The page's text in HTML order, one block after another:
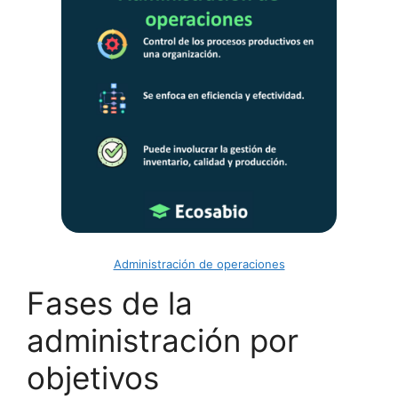
Administración de operaciones
Fases de la
administración por
objetivos